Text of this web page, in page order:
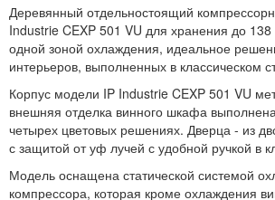
Деревянный отдельностоящий
Industrie CEXP 501 VU для хранения до 138
одной зоной охлаждения, идеальное
интерьеров, выполненных в классическом
Корпус модели IP Industrie CEXP 501 VU
внешняя отделка винного шкафа
четырех цветовых решениях. Дверца - из
с защитой от уф лучей с удобной ручкой в
Модель оснащена статической системой
компрессора, которая кроме охлаждения